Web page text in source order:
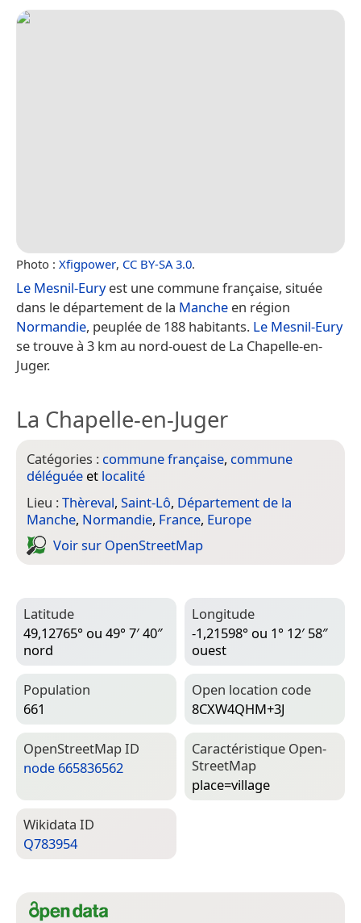
Photo : Xfigpower, CC BY-SA 3.0.
Le Mesnil-Euryest une commune française, située
dans le département de la Manche en région
Normandie, peuplée de 188 habitants. Le Mesnil-Eury
se trouve à 3 km au nord-ouest de La Chapelle-en-
Juger.
La Chapelle-en-Juger
Catégories : commune française, commune
déléguée et localité
Lieu :Thèreval, Saint-Lô, Département de la
Manche, Normandie, France, Europe
Voir sur Open­Street­Map
Latitude
49,12765° ou 49° 7′ 40″
nord
Longitude
-1,21598° ou 1° 12′ 58″
ouest
Population
661
Open location code
8CXW4QHM+3J
Open­Street­Map ID
node 665836562
Caractéristique Open­
Street­Map
place=­village
Wiki­data ID
Q783954